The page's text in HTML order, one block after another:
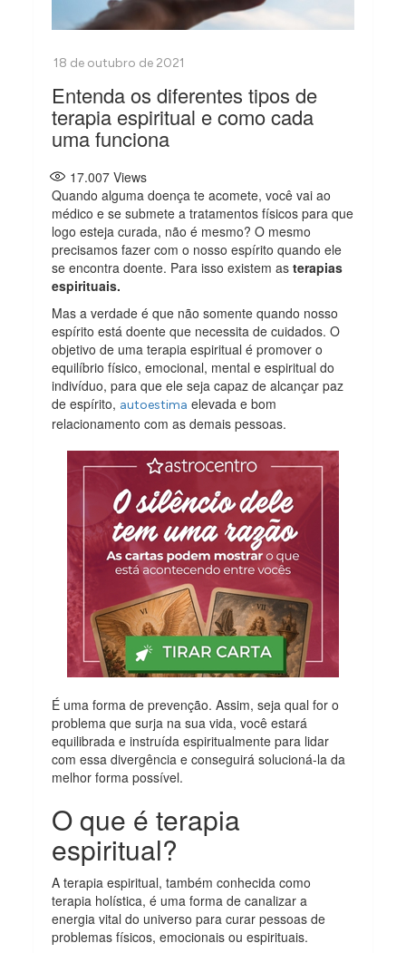
Entenda os diferentes tipos de
terapia espiritual e como cada
uma funciona
17.007 Views
Quando alguma doença te acomete, você vai ao
médico e se submete a tratamentos físicos para que
logo esteja curada, não é mesmo? O mesmo
precisamos fazer com o nosso espírito quando ele
se encontra doente. Para isso existem asterapias
espirituais.
Mas a verdade é que não somente quando nosso
espírito está doente que necessita de cuidados. O
objetivo de uma terapia espiritual é promover o
equilíbrio físico, emocional, mental e espiritual do
indivíduo, para que ele seja capaz de alcançar paz
de espírito, autoestima elevada e bom
relacionamento com as demais pessoas.
É uma forma de prevenção. Assim, seja qual for o
problema que surja na sua vida, você estará
equilibrada e instruída espiritualmente para lidar
com essa divergência e conseguirá solucioná-la da
melhor forma possível.
O que é terapia
espiritual?
A terapia espiritual, também conhecida como
terapia holística, é uma forma de canalizar a
energia vital do universo para curar pessoas de
problemas físicos, emocionais ou espirituais.